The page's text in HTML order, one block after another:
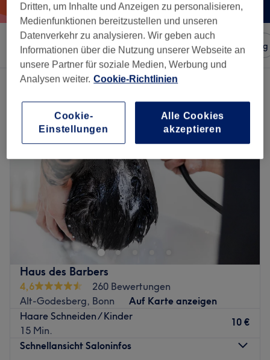
Sortieren nach Salons Expressangebote Bewertung
Ein Salon, der anbietet: kinderhaarschnitt in Alt-Godesberg, Bonn
Haus des Barbers
4,6
260 Bewertungen
Alt-Godesberg, Bonn
Auf Karte anzeigen
Haare Schneiden / Kinder
15 Min.
10 €
Schnellansicht Saloninfos
Dritten, um Inhalte und Anzeigen zu personalisieren,
Medienfunktionen bereitzustellen und unseren
Datenverkehr zu analysieren. Wir geben auch
Informationen über die Nutzung unserer Webseite an
unsere Partner für soziale Medien, Werbung und
Analysen weiter. Cookie-Richtlinien
Cookie-
Einstellungen
Alle Cookies
akzeptieren